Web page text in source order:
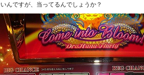
んですが、当ってるんでしょうか？